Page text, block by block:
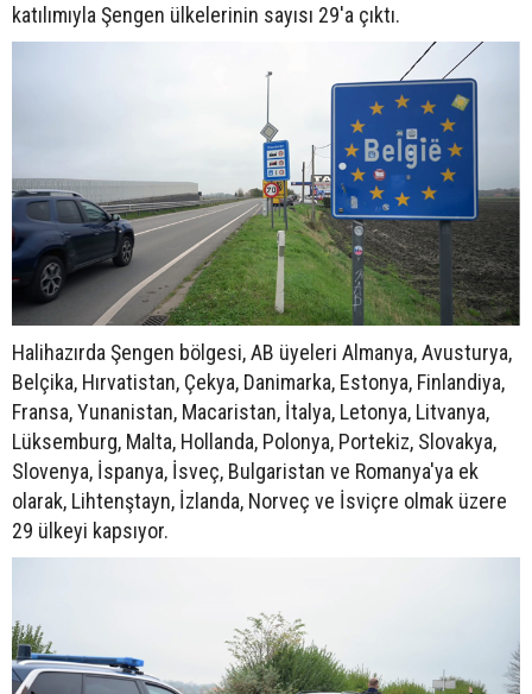
katılımıyla Şengen ülkelerinin sayısı 29'a çıktı.
Halihazırda Şengen bölgesi, AB üyeleri Almanya, Avusturya,
Belçika, Hırvatistan, Çekya, Danimarka, Estonya, Finlandiya,
Fransa, Yunanistan, Macaristan, İtalya, Letonya, Litvanya,
Lüksemburg, Malta, Hollanda, Polonya, Portekiz, Slovakya,
Slovenya, İspanya, İsveç, Bulgaristan ve Romanya'ya ek
olarak, Lihtenştayn, İzlanda, Norveç ve İsviçre olmak üzere
29 ülkeyi kapsıyor.